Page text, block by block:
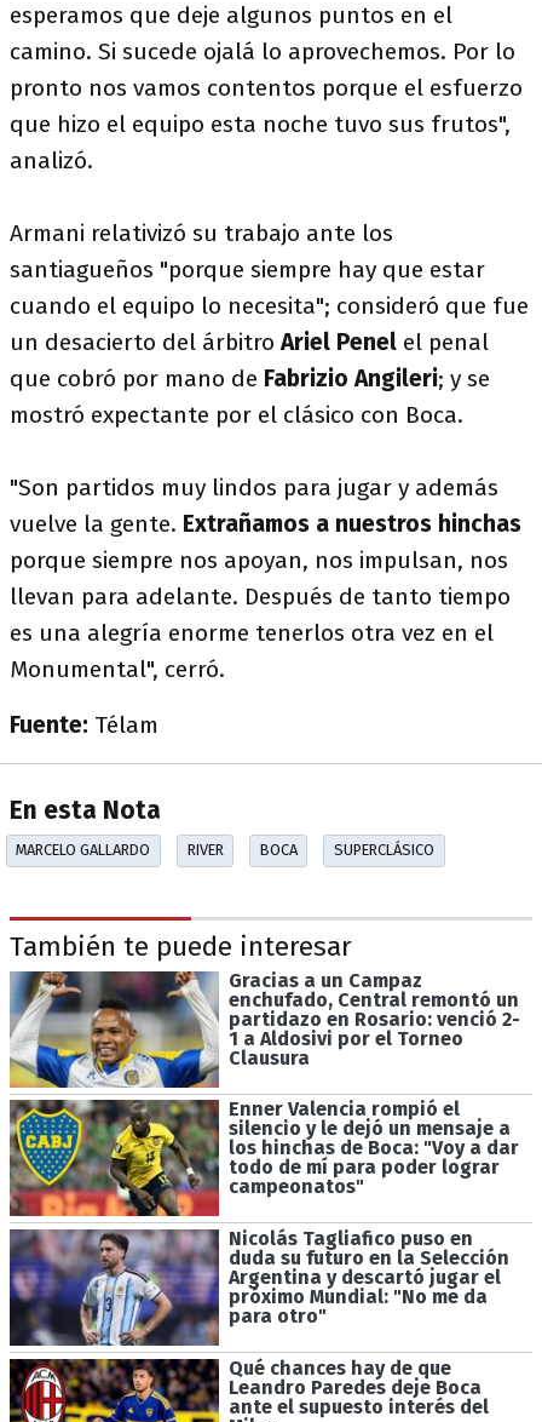
esperamos que deje algunos puntos en el
camino. Si sucede ojalá lo aprovechemos. Por lo
pronto nos vamos contentos porque el esfuerzo
que hizo el equipo esta noche tuvo sus frutos",
analizó.
Armani relativizó su trabajo ante los
santiagueños "porque siempre hay que estar
cuando el equipo lo necesita"; consideró que fue
un desacierto del árbitroAriel Penel el penal
que cobró por mano de Fabrizio Angileri; y se
mostró expectante por el clásico con Boca.
"Son partidos muy lindos para jugar y además
vuelve la gente. Extrañamos a nuestros hinchas
porque siempre nos apoyan, nos impulsan, nos
llevan para adelante. Después de tanto tiempo
es una alegría enorme tenerlos otra vez en el
Monumental", cerró.
Fuente: Télam
En esta Nota
MARCELO GALLARDO RIVER BOCA SUPERCLÁSICO
También te puede interesar
Gracias a un Campaz
enchufado, Central remontó un
partidazo en Rosario: venció 2-
1 a Aldosivi por el Torneo
Clausura
Enner Valencia rompió el
silencio y le dejó un mensaje a
los hinchas de Boca: "Voy a dar
todo de mí para poder lograr
campeonatos"
Nicolás Tagliafico puso en
duda su futuro en la Selección
Argentina y descartó jugar el
próximo Mundial: "No me da
para otro"
Qué chances hay de que
Leandro Paredes deje Boca
ante el supuesto interés del